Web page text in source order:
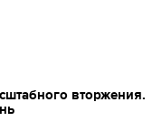
вторжения.